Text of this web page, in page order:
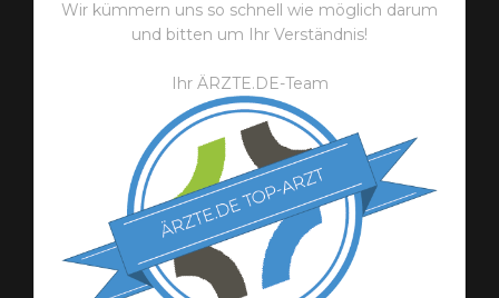
Wir kümmern uns so schnell wie möglich darum
und bitten um Ihr Verständnis!
Ihr ÄRZTE.DE-Team